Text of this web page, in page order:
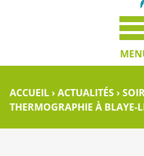
ACCUEIL ›ACTUALITÉS ›
THERMOGRAPHIE À BLAYE-